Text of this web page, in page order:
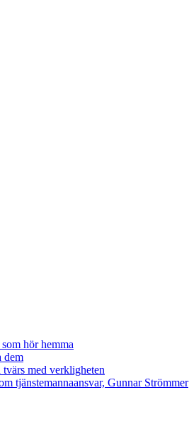
hör hemma
dem
med verkligheten
tjänstemannaansvar, Gunnar Strömmer